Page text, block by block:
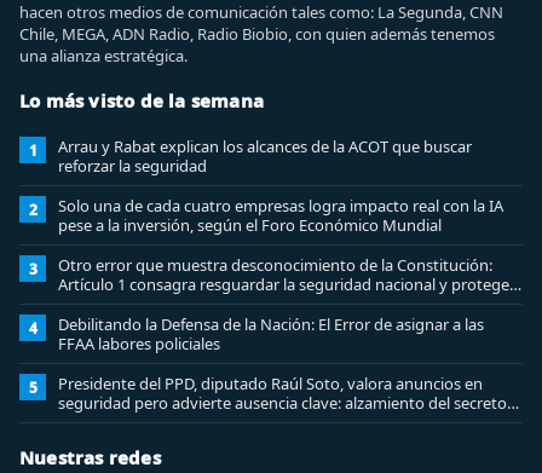
hacen otros medios de comunicación tales como: La Segunda, CNN
Chile, MEGA, ADN Radio, Radio Biobio, con quien además tenemos
una alianza estratégica.
Lo más visto de la semana
1
Arrau y Rabat explican los alcances de la ACOT que buscar
reforzar la seguridad
2
Solo una de cada cuatro empresas logra impacto real con la IA
pese a la inversión, según el Foro Económico Mundial
3
Otro error que muestra desconocimiento de la Constitución:
Artículo 1 consagra resguardar la seguridad nacional y proteger
a los ciudadanos
4
Debilitando la Defensa de la Nación: El Error de asignar a las
FFAA labores policiales
5
Presidente del PPD, diputado Raúl Soto, valora anuncios en
seguridad pero advierte ausencia clave: alzamiento del secreto
bancario
Nuestras redes